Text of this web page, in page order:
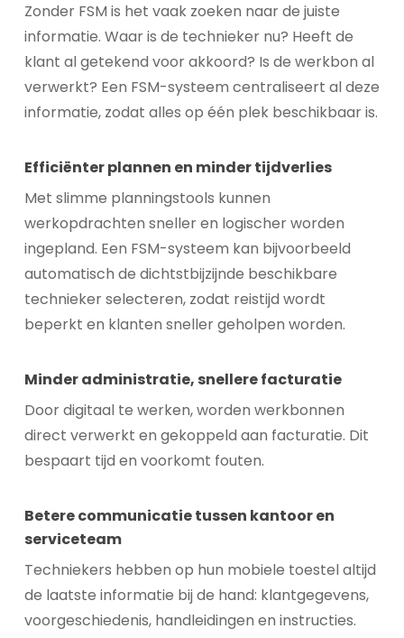
Zonder FSM is het vaak zoeken naar de juiste
informatie. Waar is de technieker nu? Heeft de
klant al getekend voor akkoord? Is de werkbon al
verwerkt? Een FSM-systeem centraliseert al deze
informatie, zodat alles op één plek beschikbaar is.
Efficiënter plannen en minder tijdverlies
Met slimme planningstools kunnen
werkopdrachten sneller en logischer worden
ingepland. Een FSM-systeem kan bijvoorbeeld
automatisch de dichtstbijzijnde beschikbare
technieker selecteren, zodat reistijd wordt
beperkt en klanten sneller geholpen worden.
Minder administratie, snellere facturatie
Door digitaal te werken, worden werkbonnen
direct verwerkt en gekoppeld aan facturatie. Dit
bespaart tijd en voorkomt fouten.
Betere communicatie tussen kantoor en
serviceteam
Techniekers hebben op hun mobiele toestel altijd
de laatste informatie bij de hand: klantgegevens,
voorgeschiedenis, handleidingen en instructies.